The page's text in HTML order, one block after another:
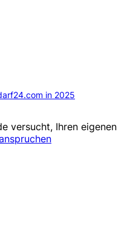
in 2025
versucht, Ihren eigenen